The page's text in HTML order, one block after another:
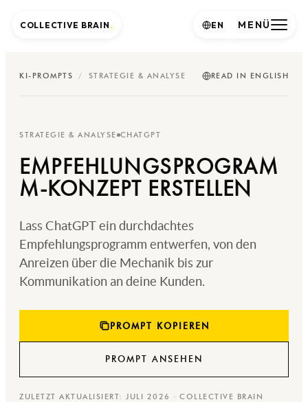
KI-PROMPTS / STRATEGIE & ANALYSE READ IN ENGLISH
STRATEGIE & ANALYSE CHATGPT
EMPFEHLUNGSPROGRAM
M-KONZEPT ERSTELLEN
Lass ChatGPT ein durchdachtes
Empfehlungsprogramm entwerfen, von den
Anreizen über die Mechanik bis zur
Kommunikation an deine Kunden.
PROMPT KOPIEREN
PROMPT ANSEHEN
ZULETZT AKTUALISIERT: JULI 2026 · COLLECTIVE BRAIN
COLLECTIVE BRAIN . MENÜ
EN